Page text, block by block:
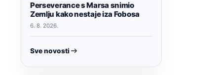
Perseverance s Marsa snimio
Zemlju kako nestaje iza Fobosa
6. 8. 2026.
Sve novosti